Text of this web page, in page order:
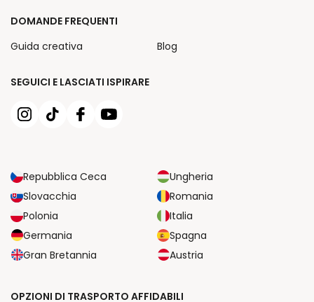
SEGUICI E LASCIATI ISPIRARE
Repubblica Ceca
Ungheria
Slovacchia
Romania
Polonia
Italia
Germania
Spagna
Gran Bretannia
Austria
DOMANDE FREQUENTI
Guida creativa
Blog
OPZIONI DI TRASPORTO AFFIDABILI